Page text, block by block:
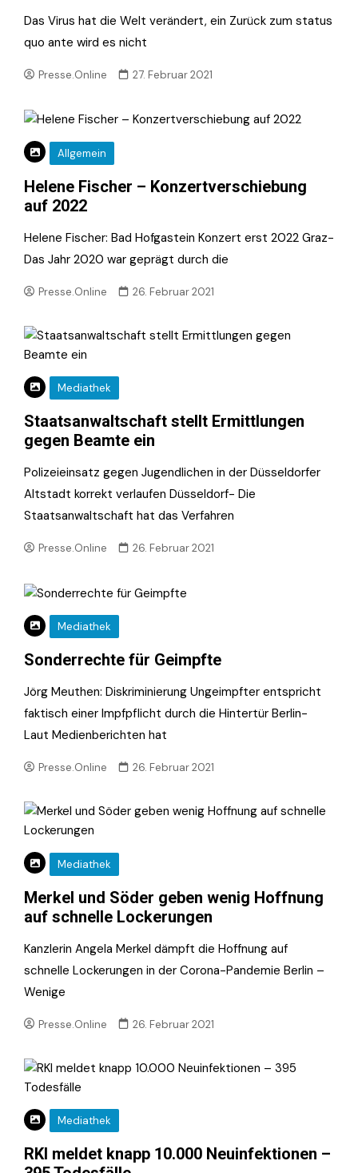
Das Virus hat die Welt verändert, ein Zurück zum status
quo ante wird es nicht
Presse.Online 27. Februar 2021
Allgemein
Helene Fischer – Konzertverschiebung
auf 2022
Helene Fischer: Bad Hofgastein Konzert erst 2022 Graz-
Das Jahr 2020 war geprägt durch die
Presse.Online 26. Februar 2021
Mediathek
Staatsanwaltschaft stellt Ermittlungen
gegen Beamte ein
Polizeieinsatz gegen Jugendlichen in der Düsseldorfer
Altstadt korrekt verlaufen Düsseldorf- Die
Staatsanwaltschaft hat das Verfahren
Presse.Online 26. Februar 2021
Mediathek
Sonderrechte für Geimpfte
Jörg Meuthen: Diskriminierung Ungeimpfter entspricht
faktisch einer Impfpflicht durch die Hintertür Berlin-
Laut Medienberichten hat
Presse.Online 26. Februar 2021
Mediathek
Merkel und Söder geben wenig Hoffnung
auf schnelle Lockerungen
Kanzlerin Angela Merkel dämpft die Hoffnung auf
schnelle Lockerungen in der Corona-Pandemie Berlin –
Wenige
Presse.Online 26. Februar 2021
Mediathek
RKI meldet knapp 10.000 Neuinfektionen –